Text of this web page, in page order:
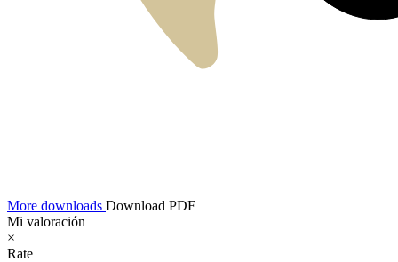
More downloads Download PDF
Mi valoración
×
Rate